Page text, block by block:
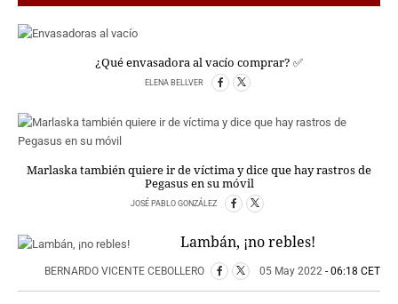
PERSONAJES
CLUB PD
ENLACES
MEDIOS
¿Qué envasadora al vacío comprar? ✅
ELENA BELLVER
Marlaska también quiere ir de víctima y dice que hay rastros de
Pegasus en su móvil
JOSÉ PABLO GONZÁLEZ
Lambán, ¡no rebles!
BERNARDO VICENTE CEBOLLERO 05 May 2022 - 06:18 CET